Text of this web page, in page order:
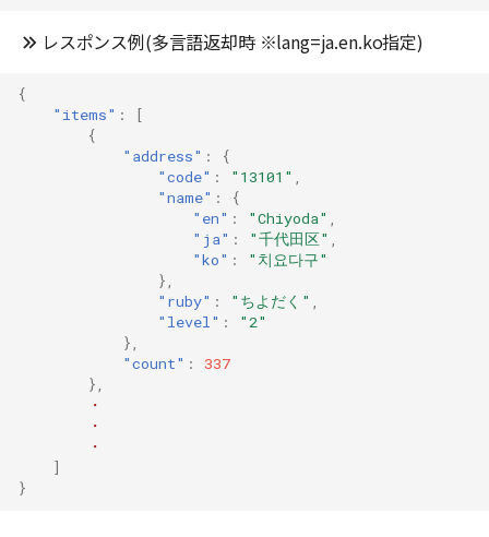
レスポンス例(多言語返却時 ※lang=ja.en.ko指定)
{
"items" :
[
{
"address" :
{
"code" : "13101" ,
"name" :
{
"en" : "Chiyoda" ,
"ja" : "千代田区" ,
"ko" :
"치요다구"
},
"ruby" : "ちよだく" ,
"level" :
"2"
},
"count" :
337
},
・
・
・
]
}